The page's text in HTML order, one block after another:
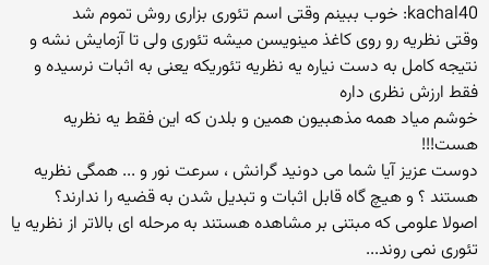
kachal40: خوب ببینم وقتی اسم تئوری بزاری روش تموم شد
وقتی نظریه رو روی كاغذ مینویسن میشه تئوری ولی تا آزمایش نشه و
نتیجه كامل به دست نیاره یه نظریه تئوریكه یعنی به اثبات نرسیده و
فقط ارزش نظری داره
خوشم میاد همه مذهبیون همین و بلدن که این فقط یه نظریه
هست!!!
دوست عزیز آیا شما می دونید گرانش ، سرعت نور و ... همگی نظریه
هستند ؟ و هیچ گاه قابل اثبات و تبدیل شدن به قضیه را ندارند؟
اصولا علومی که مبتنی بر مشاهده هستند به مرحله ای بالاتر از نظریه یا
تئوری نمی روند...